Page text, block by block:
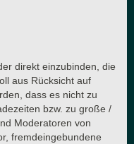
direkt einzubinden, die
aus Rücksicht auf
dass es nicht zu
bzw. zu große /
Moderatoren von
fremdeingebundene